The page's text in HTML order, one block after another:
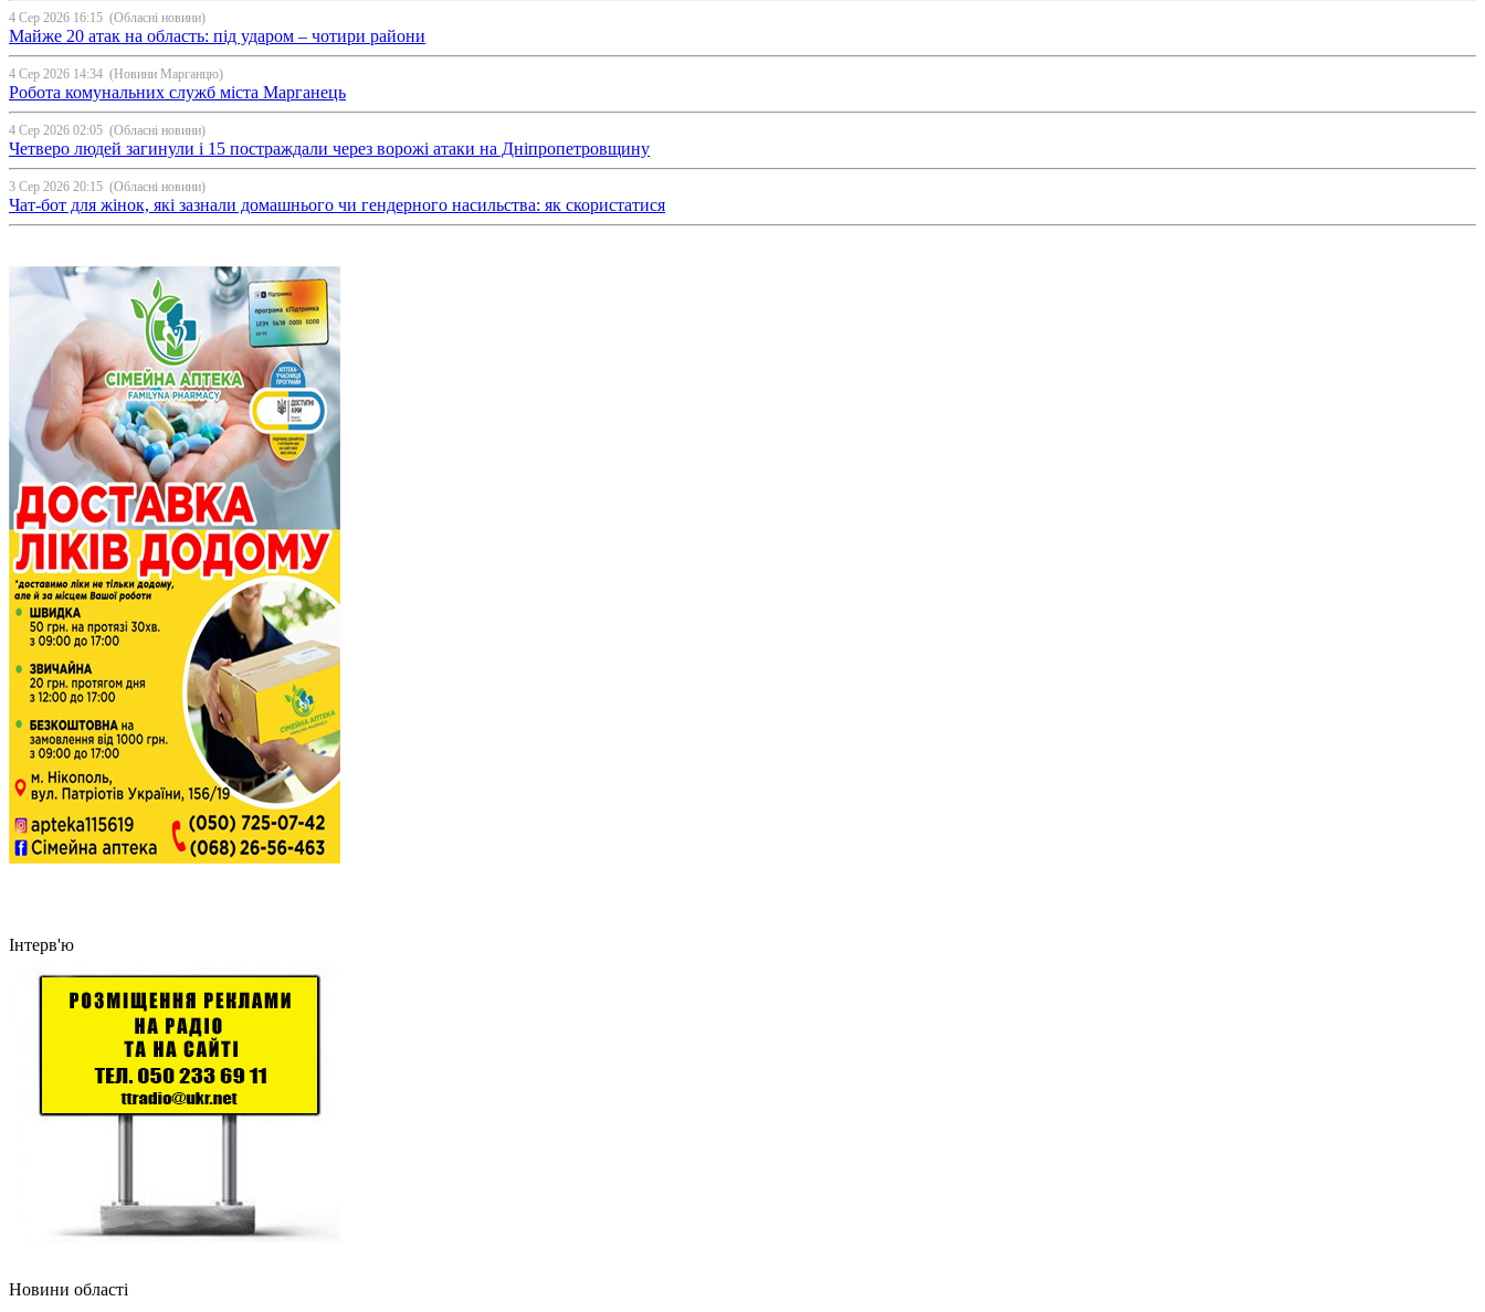
4 Сер 2026 16:15 (Обласні новини)
Майже 20 атак на область: під ударом – чотири райони
4 Сер 2026 14:34 (Новини Марганцю)
Робота комунальних служб міста Марганець
4 Сер 2026 02:05 (Обласні новини)
Четверо людей загинули і 15 постраждали через ворожі атаки на Дніпропетровщину
3 Сер 2026 20:15 (Обласні новини)
Чат-бот для жінок, які зазнали домашнього чи гендерного насильства: як скористатися
Інтерв'ю
Новини області